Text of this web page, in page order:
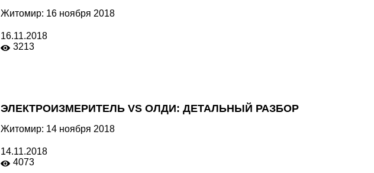
Житомир: 16 ноября 2018
16.11.2018
3213
ЭЛЕКТРОИЗМЕРИТЕЛЬ VS ОЛДИ: ДЕТАЛЬНЫЙ РАЗБОР
Житомир: 14 ноября 2018
14.11.2018
4073